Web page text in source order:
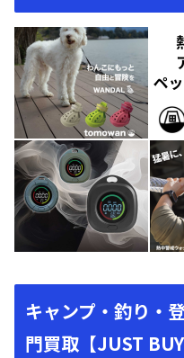
キャンプ・釣り・
門買取【JUST BUY